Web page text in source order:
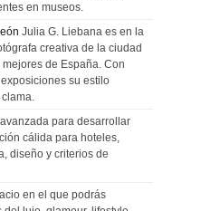
en museos.
Julia G. Liebana es en la
creativa de la ciudad
de España. Con
su estilo
para desarrollar
cálida para hoteles,
diseño y criterios de
en el que podrás